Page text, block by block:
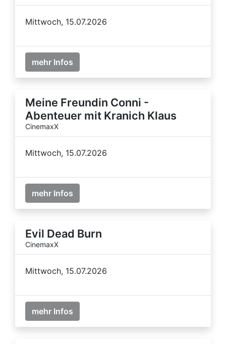
Mittwoch, 15.07.2026
mehr Infos
Meine Freundin Conni -
Abenteuer mit Kranich Klaus
CinemaxX
Mittwoch, 15.07.2026
mehr Infos
Evil Dead Burn
CinemaxX
Mittwoch, 15.07.2026
mehr Infos